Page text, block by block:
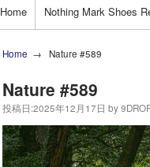
Home Nothing Mark Shoes
Home Nature #589
Nature #589
投稿日:2025年12月17日 by